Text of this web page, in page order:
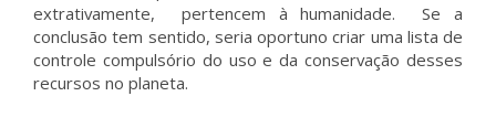
extrativamente, pertencem à humanidade. Se a
conclusão tem sentido, seria oportuno criar uma lista de
controle compulsório do uso e da conservação desses
recursos no planeta.